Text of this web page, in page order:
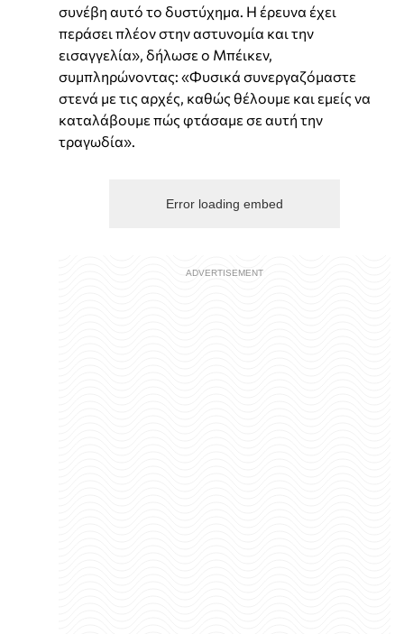
συνέβη αυτό το δυστύχημα. Η έρευνα έχει
περάσει πλέον στην αστυνομία και την
εισαγγελία», δήλωσε ο Μπέικεν,
συμπληρώνοντας: «Φυσικά συνεργαζόμαστε
στενά με τις αρχές, καθώς θέλουμε και εμείς να
καταλάβουμε πώς φτάσαμε σε αυτή την
τραγωδία».
Error loading embed